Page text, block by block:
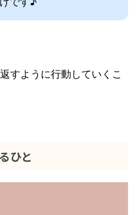
すように行動していくこ
ひと